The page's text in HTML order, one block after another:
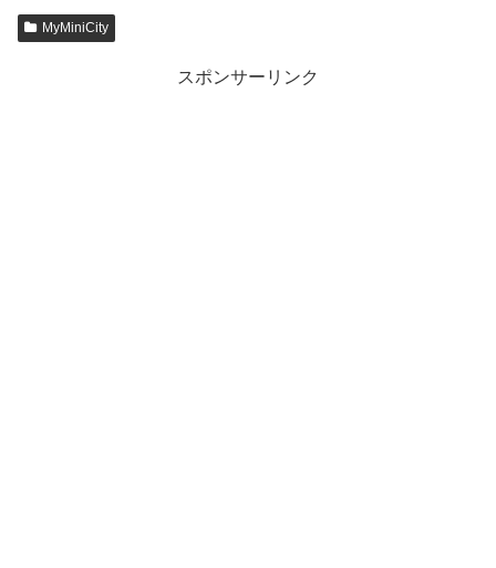
MyMiniCity
スポンサーリンク